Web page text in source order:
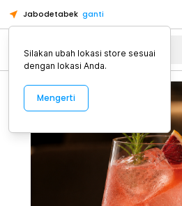
Jabodetabek ganti
Alat Kopi
Silakan ubah lokasi store sesuai
dengan lokasi Anda.
Mengerti